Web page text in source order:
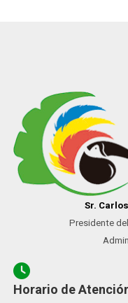
Sr.
Presidente
Horario de